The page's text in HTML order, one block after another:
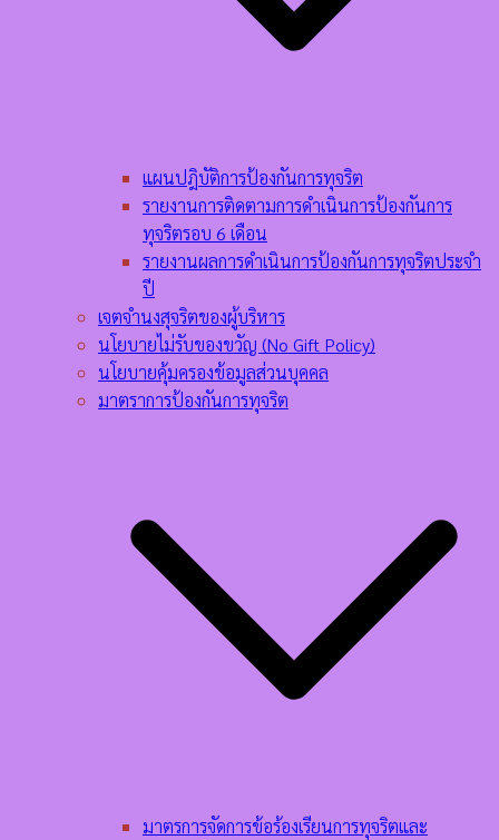
แผนปฎิบัติการป้องกันการทุจริต
รายงานการติดตามการดำเนินการป้องกันการ
ทุจริตรอบ 6 เดือน
รายงานผลการดำเนินการป้องกันการทุจริตประจำ
ปี
เจตจำนงสุจริตของผู้บริหาร
นโยบายไม่รับของขวัญ (No Gift Policy)
นโยบายคุ้มครองข้อมูลส่วนบุคคล
มาตราการป้องกันการทุจริต
มาตรการจัดการข้อร้องเรียนการทุจริตและ